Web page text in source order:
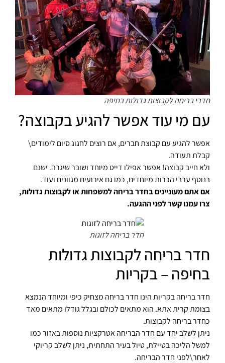
חדרי בריחה לקבוצות גדולות בחיפה
עם מי עוד אפשר להגיע בקבוצה?
אפשר להגיע עם קבוצת חברים, אם רוצים לחגוג סיום לימודים\
קבלת תעודה.
ולא חייב קבוצה! אפשר אפילו דייט מיוחדושובר שיגרה. ישנם
בנוסף ערבי הכרותמיוחדים, כמו גם אירועים מגוונים ועוד.
אם אתם מעוניינים בחדר בריחה למשפחות או לקבוצות גדולות,
צרו עמנו קשר לפני ההגעה.
חדר בריחה לזוגות
חדר בריחה לקבוצות גדולות
בחיפה – בקריות
חדר בריחה בקריותהינו חדר בריחה מצחיק כיפי ומיוחד הנמצא
בצומת קרית אתא. הוא מתאים לכולם ובגלל גודלו מתאים מאד
כחדר בריחה לקבוצות.
ניתן לשלב יחד עם חדר הבריחה אטרקציות נוספות באזור כמו
למשל הליכה בטיילת, טיול בעיר התחתית, ניתן לשלב קריוקי
לאחר\לפני חדר הבריחה.